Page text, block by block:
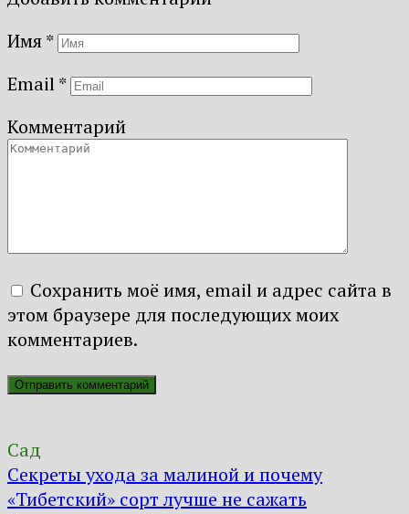
Имя*
Email*
Комментарий
Сохранить моё имя, email и адрес сайта в
этом браузере для последующих моих
комментариев.
Сад
Секреты ухода за малиной и почему
«Тибетский» сорт лучше не сажать